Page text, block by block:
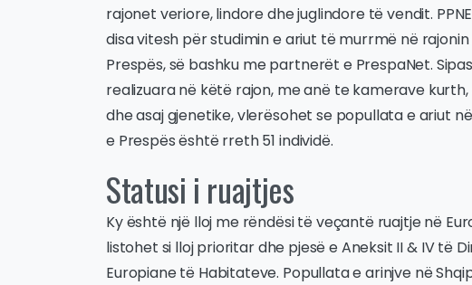
rajonet veriore, lindore dhe juglindore të vendit.
disa vitesh për studimin e ariut të murrmë në
Prespës, së bashku me partnerët e PrespaNet.
realizuara në këtë rajon, me anë te kamerave kurth,
dhe asaj gjenetike, vlerësohet se popullata e ariut
e Prespës është rreth 51 individë.
Statusi i ruajtjes
Ky është një lloj me rëndësi të veçantë ruajtje në
listohet si lloj prioritar dhe pjesë e Aneksit II & IV të
Europiane të Habitateve. Popullata e arinjve në